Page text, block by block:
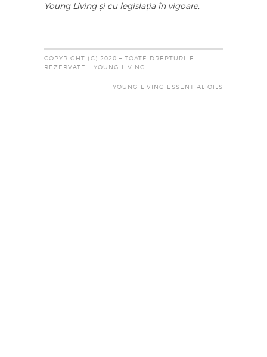
Young Living și cu legislația în vigoare.
COPYRIGHT (C) 2020 – TOATE DREPTURILE
REZERVATE – YOUNG LIVING
YOUNG LIVING ESSENTIAL OILS